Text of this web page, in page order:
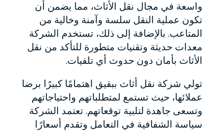
واسعة في مجال نقل الأثاث، مما يضمن أن
تكون عملية النقل سلسة وآمنة وخالية من
المتاعب. بالإضافة إلى ذلك، تستخدم الشركة
معدات حديثة وتقنيات متطورة للتأكد من نقل
الأثاث بأمان دون حدوث أي تلفيات.
تولي شركة نقل أثاث ببقيق اهتمامًا كبيرًا برضا
عملائها، حيث تستمع لمتطلباتهم واحتياجاتهم
وتسعى جاهدة لتلبية توقعاتهم. تعتمد الشركة
سياسة الشفافية في التعامل وتقدم أسعارًا